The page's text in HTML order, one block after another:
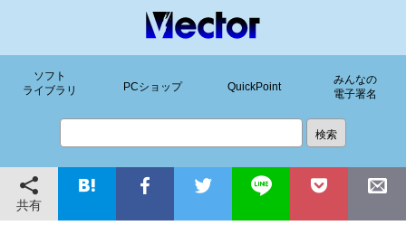
ソフト
ライブラリ
PCショップ QuickPoint
みんなの
電子署名
共有